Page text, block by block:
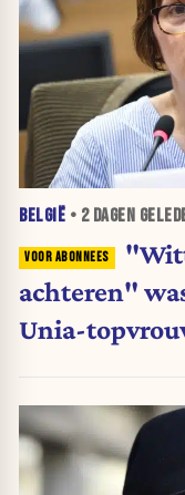
BELGIË • 2 DAGEN
achteren"
Unia-